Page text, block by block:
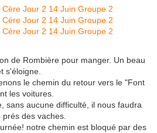
de Rombière pour manger. Un beau
s'éloigne.
le chemin du retour vers le "Font
les voitures.
sans aucune difficulté, il nous faudra
des vaches.
notre chemin est bloqué par des